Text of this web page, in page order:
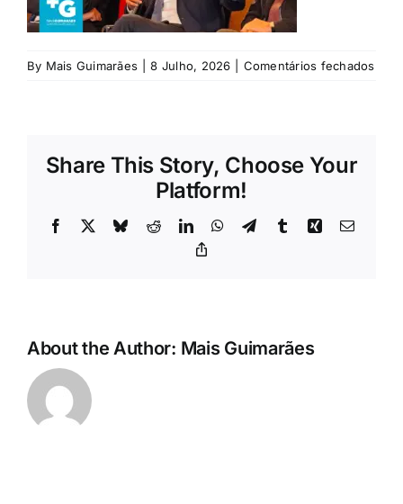
Rubricas
Jornal
Search
By Mais Guimarães 8 Julho, 2026 Comentários fechadosem
Share This Story, Choose Your
Platform!
Facebook BlueskyRedditLinkedInWhatsApp
TelegramTumblrXing Email
About the Author: Mais Guimarães